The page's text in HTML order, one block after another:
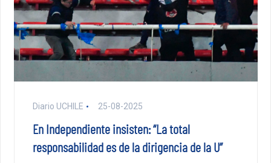
Diario UCHILE 25-08-2025
En Independiente insisten: “La total
responsabilidad es de la dirigencia de la U”